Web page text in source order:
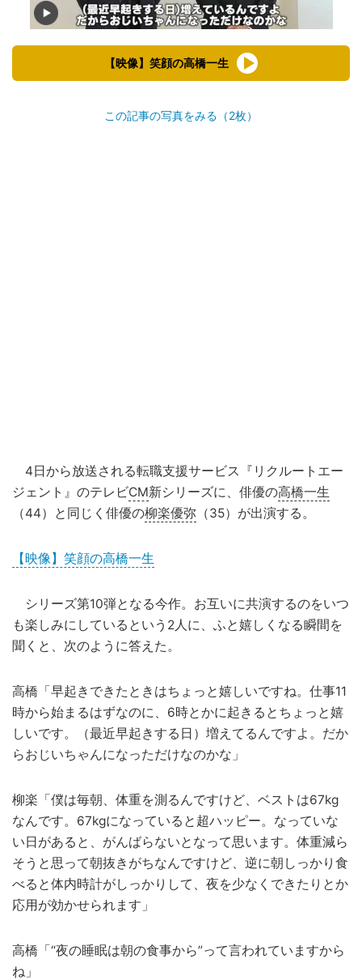
【映像】笑顔の高橋一生
この記事の写真をみる（2枚）
4日から放送される転職支援サービス『リクルートエー
ジェント』のテレビCM新シリーズに、俳優の高橋一生
（44）と同じく俳優の柳楽優弥 （35）が出演する。
【映像】笑顔の高橋一生
シリーズ第10弾となる今作。お互いに共演するのをいつ
も楽しみにしているという2人に、ふと嬉しくなる瞬間を
聞くと、次のように答えた。
高橋「早起きできたときはちょっと嬉しいですね。仕事11
時から始まるはずなのに、6時とかに起きるとちょっと嬉
しいです。（最近早起きする日）増えてるんですよ。だか
らおじいちゃんになっただけなのかな」
柳楽「僕は毎朝、体重を測るんですけど、ベストは67kg
なんです。67kgになっていると超ハッピー。なっていな
い日があると、がんばらないとなって思います。体重減ら
そうと思って朝抜きがちなんですけど、逆に朝しっかり食
べると体内時計がしっかりして、夜を少なくできたりとか
応用が効かせられます」
高橋「“夜の睡眠は朝の食事から”って言われていますから
ね」